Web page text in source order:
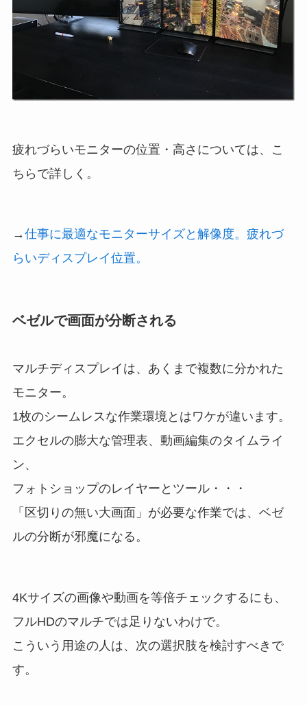
疲れづらいモニターの位置・高さについては、こ
ちらで詳しく。
→仕事に最適なモニターサイズと解像度。疲れづ
らいディスプレイ位置。
ベゼルで画面が分断される
マルチディスプレイは、あくまで複数に分かれた
モニター。
1枚のシームレスな作業環境とはワケが違います。
エクセルの膨大な管理表、動画編集のタイムライ
ン、
フォトショップのレイヤーとツール・・・
「区切りの無い大画面」が必要な作業では、ベゼ
ルの分断が邪魔になる。
4Kサイズの画像や動画を等倍チェックするにも、
フルHDのマルチでは足りないわけで。
こういう用途の人は、次の選択肢を検討すべきで
す。